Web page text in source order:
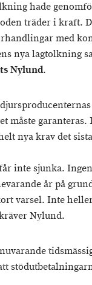
hade
träder i kraft.
med
nya lagtolkning
Nylund.
måste
nya krav det
inte sjunka.
år på
varsel. Inte
Nylund.